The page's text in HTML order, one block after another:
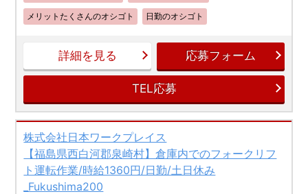
メリットたくさんのオシゴト 日勤のオシゴト
詳細を見る 応募フォーム
TEL応募
株式会社日本ワークプレイス
【福島県西白河郡泉崎村】倉庫内でのフォークリフ
ト運転作業/時給1360円/日勤/土日休み
_Fukushima200